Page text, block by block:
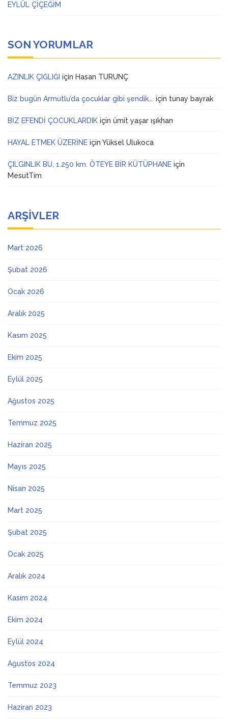
EYLÜL ÇİÇEĞİM
SON YORUMLAR
AZINLIK ÇIĞLIĞI için Hasan TURUNÇ
Biz bugün Armutlu’da çocuklar gibi şendik…. için tunay bayrak
BİZ EFENDİ ÇOCUKLARDIK için ümit yaşar ışıkhan
HAYAL ETMEK ÜZERİNE için Yüksel Ulukoca
ÇILGINLIK BU, 1.250 km. ÖTEYE BİR KÜTÜPHANE için
MesutTim
ARŞIVLER
Mart 2026
Şubat 2026
Ocak 2026
Aralık 2025
Kasım 2025
Ekim 2025
Eylül 2025
Ağustos 2025
Temmuz 2025
Haziran 2025
Mayıs 2025
Nisan 2025
Mart 2025
Şubat 2025
Ocak 2025
Aralık 2024
Kasım 2024
Ekim 2024
Eylül 2024
Ağustos 2024
Temmuz 2023
Haziran 2023